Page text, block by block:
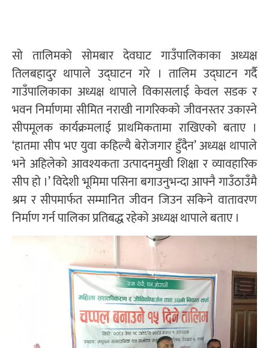
सो तालिमको सोमबार देवघाट गाउँपालिकाका अध्यक्ष
तिलबहादुर थापाले उद्घाटन गरे । तालिम उद्घाटन गर्दै
गाउँपालिकाका अध्यक्ष थापाले विकासलाई केवल सडक र
भवन निर्माणमा सीमित नराखी नागरिकको जीवनस्तर उकास्ने
सीपमूलक कार्यक्रमलाई प्राथमिकतामा राखिएको बताए ।
‘हातमा सीप भए युवा कहिल्यै बेरोजगार हुँदैन’ अध्यक्ष थापाले
भने अहिलेको आवश्यकता उत्पादनमुखी शिक्षा र व्यावहारिक
सीप हो ।’ विदेशी भूमिमा पसिना बगाउनुभन्दा आफ्नै गाउँठाउँमै
श्रम र सीपमार्फत सम्मानित जीवन जिउन सकिने वातावरण
निर्माण गर्न पालिका प्रतिबद्ध रहेको अध्यक्ष थापाले बताए ।